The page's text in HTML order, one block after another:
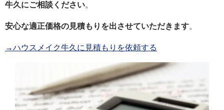
牛久にご相談ください。
安心な適正価格の見積もりを出させていただきます。
→ハウスメイク牛久に見積もりを依頼する